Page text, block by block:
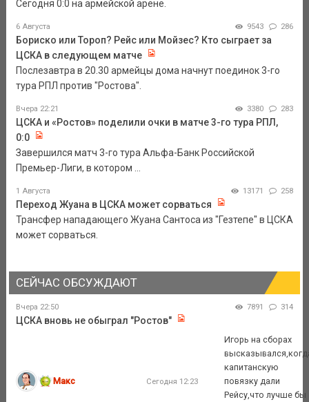
Сегодня 0:0 на армейской арене.
6 Августа 9543 286
Бориско или Тороп? Рейс или Мойзес? Кто сыграет за
ЦСКА в следующем матче
Послезавтра в 20.30 армейцы дома начнут поединок 3-го
тура РПЛ против "Ростова".
Вчера 22:21 3380 283
ЦСКА и «Ростов» поделили очки в матче 3-го тура РПЛ,
0:0
Завершился матч 3-го тура Альфа-Банк Российской
Премьер-Лиги, в котором ...
1 Августа 13171 258
Переход Жуана в ЦСКА может сорваться
Трансфер нападающего Жуана Сантоса из "Гезтепе" в ЦСКА
может сорваться.
СЕЙЧАС ОБСУЖДАЮТ
Вчера 22:50 7891 314
ЦСКА вновь не обыграл "Ростов"
Макс Сегодня 12:23
Игорь на сборах
капитанскую
повязку дали
Рейсу,что лучше бы